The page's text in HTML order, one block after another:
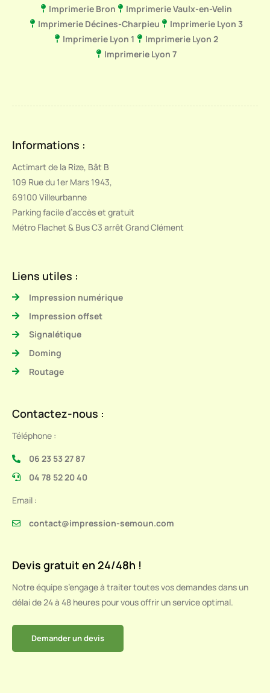
Imprimerie Bron
Imprimerie Vaulx-en-Velin
Imprimerie Décines-Charpieu
Imprimerie Lyon 3
Imprimerie Lyon 1
Imprimerie Lyon 2
Imprimerie Lyon 7
Informations :
Actimart de la Rize, Bât B
109 Rue du 1er Mars 1943,
69100 Villeurbanne
Parking facile d’accès et gratuit
Métro Flachet & Bus C3 arrêt Grand Clément
Liens utiles :
Impression numérique
Impression offset
Signalétique
Doming
Routage
Contactez-nous :
Téléphone :
06 23 53 27 87
04 78 52 20 40
Email :
contact@impression-semoun.com
Devis gratuit en 24/48h !
Notre équipe s’engage à traiter toutes vos demandes dans un
délai de 24 à 48 heures pour vous offrir un service optimal.
Demander un devis